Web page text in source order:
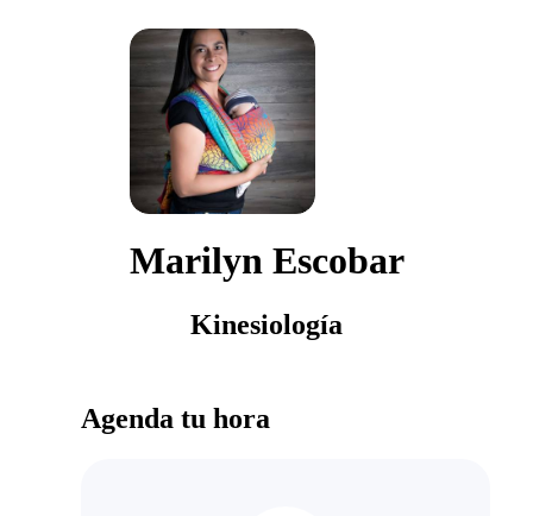
Marilyn Escobar
Kinesiología
Agenda tu hora